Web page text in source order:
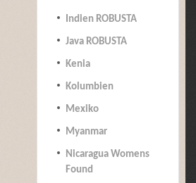
Indien ROBUSTA
Java ROBUSTA
Kenia
Kolumbien
Mexiko
Myanmar
Nicaragua Womens
Found